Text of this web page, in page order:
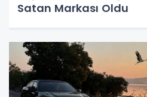
Satan Markası Oldu